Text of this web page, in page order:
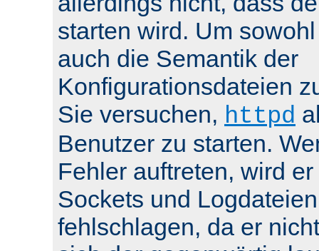
starten wird. Um
auch die Semantik der
Konfigurationsdateien
Sie versuchen, httpd
Benutzer zu starten.
Fehler auftreten, wird
Sockets und
fehlschlagen, da er